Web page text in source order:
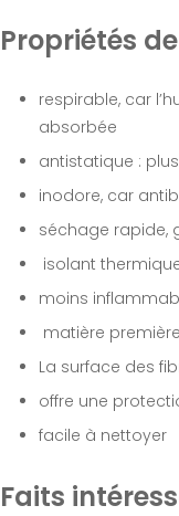
Propriétés
respirable, car
absorbée
antistatique :
inodore, car
séchage rapide,
isolant
moins
matière
La surface des
offre une
facile à nettoyer
Faits